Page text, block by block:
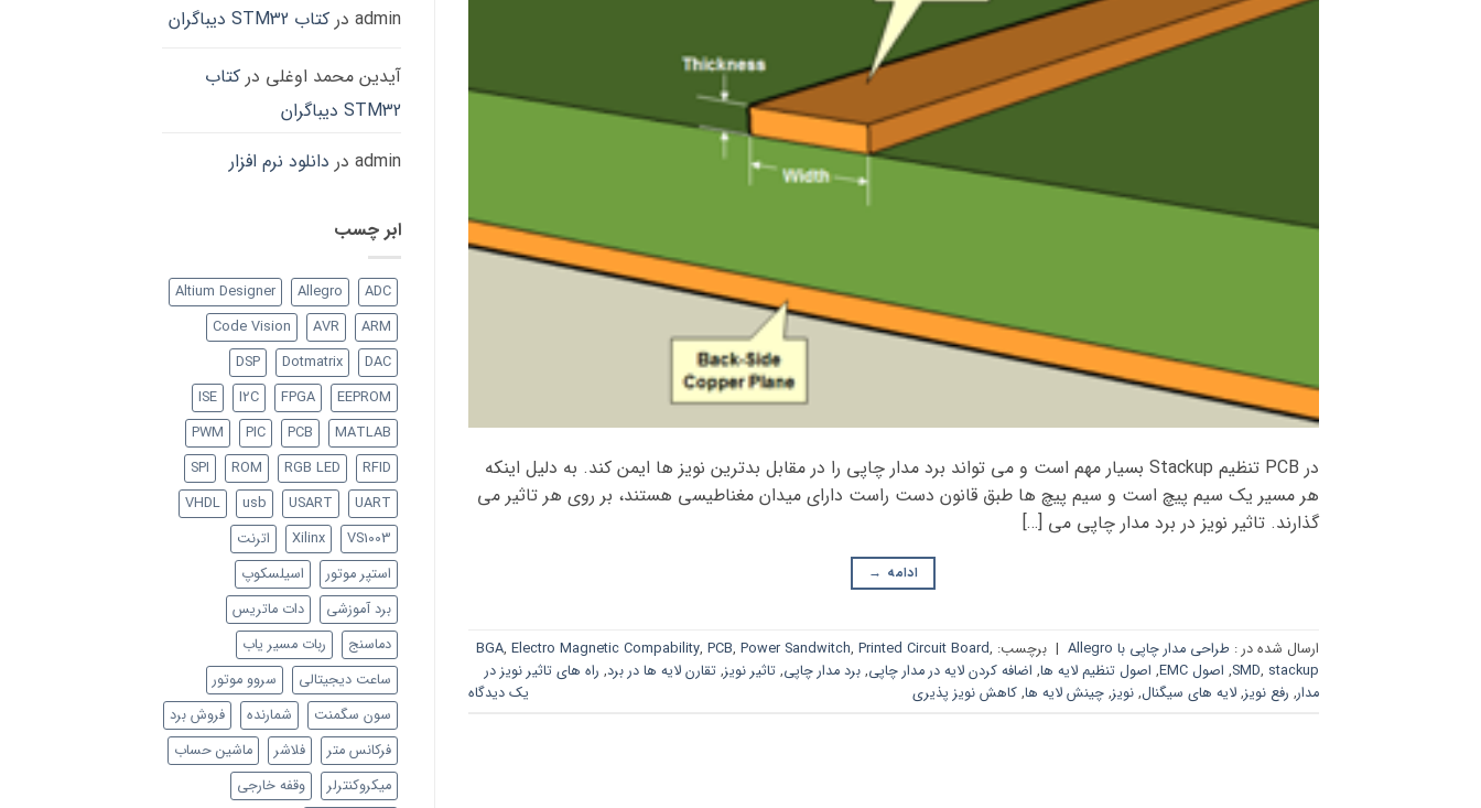
در PCB تنظیم Stackup بسیار مهم است و می تواند برد مدار چاپی را در مقابل بدترین نویز ها ایمن کند. به دلیل اینکه
هر مسیر یک سیم پیچ است و سیم پیچ ها طبق قانون دست راست دارای میدان مغناطیسی هستند، بر روی هر تاثیر می
گذارند. تاثیر نویز در برد مدار چاپی می […]
ادامه →
ارسال شده در : طراحی مدار چاپی با Allegro | برچسب: BGA, Electro Magnetic Compability, PCB, Power Sandwitch, Printed Circuit Board,
SMD, stackup
, اصول EMC , اصول تنظیم لایه ها, اضافه کردن لایه در مدار چاپی, برد مدار چاپی, تاثیر نویز, تقارن لایه ها در برد, راه های تاثیر نویز در
مدار, رفع نویز, لایه های سیگنال, نویز, چینش لایه ها, کاهش نویز پذیری یک دیدگاه
admin درکتاب STM32 دیباگران
آیدین محمد اوغلی درکتاب
STM32 دیباگران
admin در دانلود نرم افزار
ابر چسب
ADC
Allegro
Altium Designer
ARM
AVR
Code Vision
DAC
Dotmatrix
DSP
EEPROM
FPGA
I2C
ISE
MATLAB
PCB
PIC
PWM
RFID
RGB LED
ROM
SPI
UART
USART
usb
VHDL
VS1003
Xilinx
اترنت
استپر موتور
اسیلسکوپ
برد آموزشی
دات ماتریس
دماسنج
ربات مسیر یاب
ساعت دیجیتالی
سروو موتور
سون سگمنت
شمارنده
فروش برد
فرکانس متر
فلاشر
ماشین حساب
میکروکنترلر
وقفه خارجی